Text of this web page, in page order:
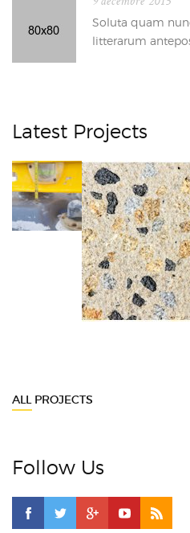
Soluta quam
litterarum
Latest Projects
ALL PROJECTS
Follow Us